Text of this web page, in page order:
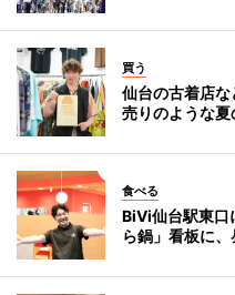
買う
仙台の古着店
売りのような
食べる
BiVi仙台駅東
ら鍋」看板に